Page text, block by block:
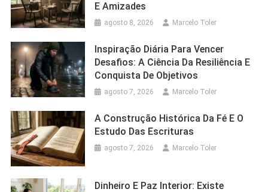
E Amizades
agosto 8, 2026 Marcelo Toler
Inspiração Diária Para Vencer
Desafios: A Ciência Da Resiliência E
Conquista De Objetivos
agosto 7, 2026 Marcelo Toler
A Construção Histórica Da Fé E O
Estudo Das Escrituras
agosto 7, 2026 Marcelo Toler
Dinheiro E Paz Interior: Existe